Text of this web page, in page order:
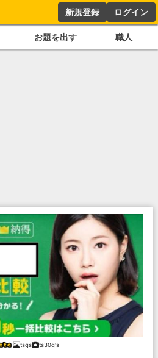
新規登録 ログイン
お題を出す 職人
tsgs ts30g's